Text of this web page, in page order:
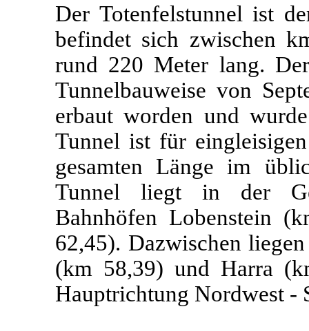
Der Totenfelstunnel ist
befindet sich zwischen
rund 220 Meter lang.
Tunnelbauweise von
erbaut worden und
Tunnel ist für
gesamten Länge im
Tunnel liegt in der
Bahnhöfen Lobenstein
62,45). Dazwischen
(km 58,39) und Harra
Hauptrichtung Nordwest -